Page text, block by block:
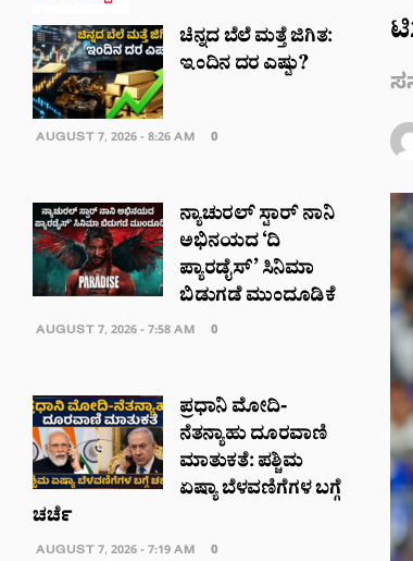
ಚಿನ್ನದ ಬೆಲೆ ಮತ್ತೆ ಜಿಗಿತ:
ಇಂದಿನ ದರ ಎಷ್ಟು?
AUGUST 7, 2026 - 8:26 AM 0
ನ್ಯಾಚುರಲ್ ಸ್ಟಾರ್ ನಾನಿ
ಅಭಿನಯದ ‘ದಿ
ಪ್ಯಾರಡೈಸ್’ ಸಿನಿಮಾ
ಬಿಡುಗಡೆ ಮುಂದೂಡಿಕೆ
AUGUST 7, 2026 - 7:58 AM 0
ಪ್ರಧಾನಿ ಮೋದಿ-
ನೆತನ್ಯಾಹು ದೂರವಾಣಿ
ಮಾತುಕತೆ: ಪಶ್ಚಿಮ
ಏಷ್ಯಾ ಬೆಳವಣಿಗೆಗಳ ಬಗ್ಗೆ
ಚರ್ಚೆ
AUGUST 7, 2026 - 7:19 AM 0